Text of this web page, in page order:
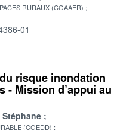
RURAUX (CGAAER)
01
risque inondation
- Mission d’appui au
Stéphane
(CGEDD)